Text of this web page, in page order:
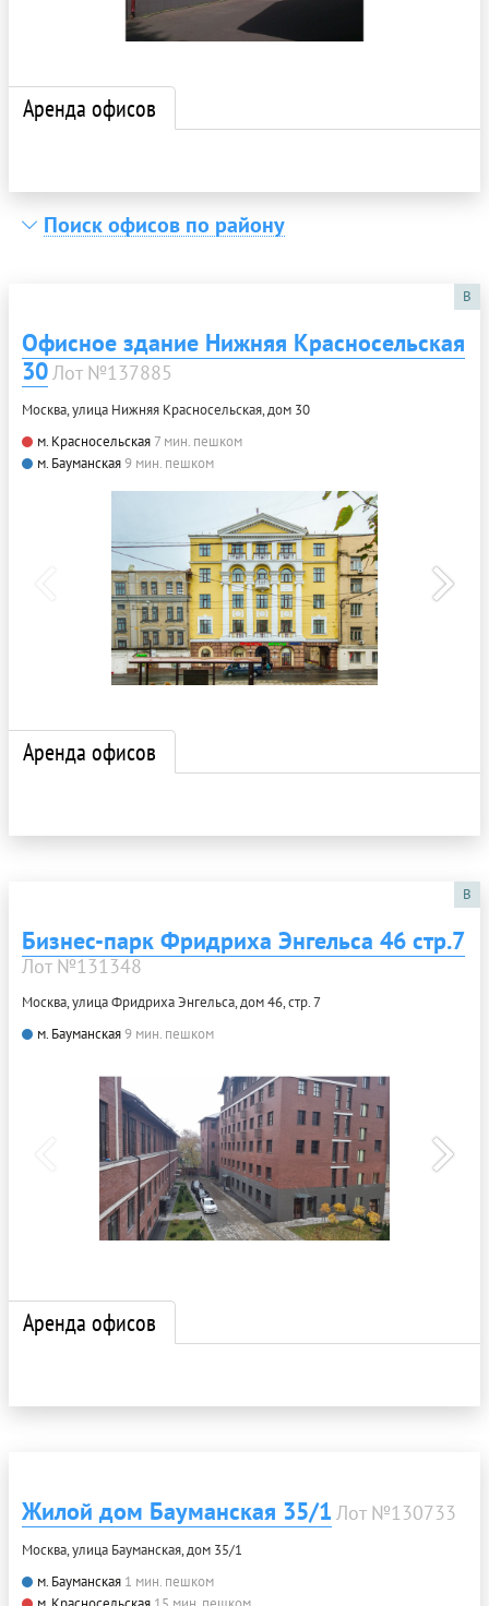
Аренда офисов
Поиск офисов по району
B
Офисное здание Нижняя Красносельская
30Лот №137885
Москва, улица Нижняя Красносельская, дом 30
м. Красносельская 7 мин. пешком
м. Бауманская9 мин. пешком
Аренда офисов
B
Бизнес-парк Фридриха Энгельса 46 стр.7
Лот №131348
Москва, улица Фридриха Энгельса, дом 46, стр. 7
м. Бауманская9 мин. пешком
Аренда офисов
Жилой дом Бауманская 35/1 Лот №130733
Москва, улица Бауманская, дом 35/1
м. Бауманская 1 мин. пешком